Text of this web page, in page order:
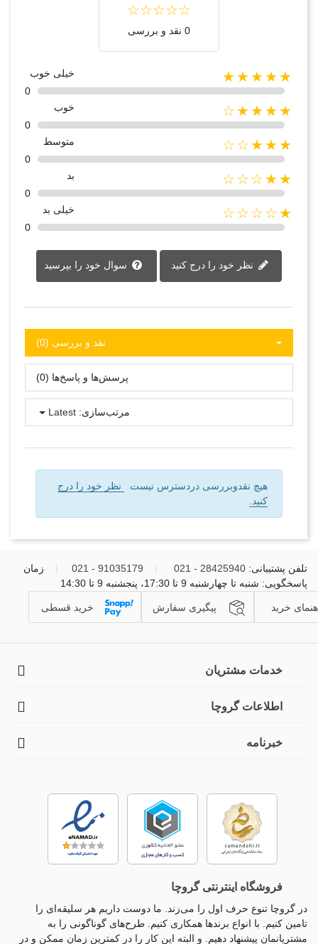
0 نقد و بررسی
★★★★★
خیلی خوب
0
★★★★☆
خوب
0
★★★☆☆
متوسط
0
★★☆☆☆
بد
0
★☆☆☆☆
خیلی بد
0
سوال خود را بپرسید
نقد و بررسی‌‌ (0)
پرسش‌ها و پاسخ‌ها (0)
مرتب‌سازی: Latest
هیچ نقدوبررسی دردسترس نیست
نظر خود را درج
کنید.
تلفن پشتیبانی: 28425940 - 021
91035179 - 021
زمان
پاسخگویی: شنبه تا چهارشنبه 9 تا 17:30، پنجشنبه 9 تا 14:30
خرید پیگیری سفارش خرید قسطی
خدمات مشتریان
اطلاعات گروچا
خبرنامه
فروشگاه اینترنتی گروچا
در گروچا تنوع حرف اول را می‌زند. ما دوست داریم هر سلیقه‌ای را
تامین کنیم. با انواع برندها همکاری کنیم. طرح‌های گوناگونی را به
مشتریانمان پیشنهاد دهیم. و البته این کار را در کمترین زمان ممکن و در